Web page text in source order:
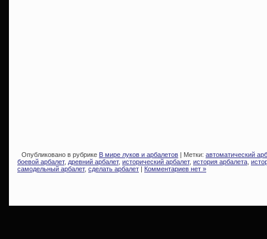
Опубликовано в рубрике В мире луков и арбалетов | Метки: автоматический
боевой арбалет, древний арбалет, исторический арбалет, история арбалета
самодельный арбалет, сделать арбалет | Комментариев нет »